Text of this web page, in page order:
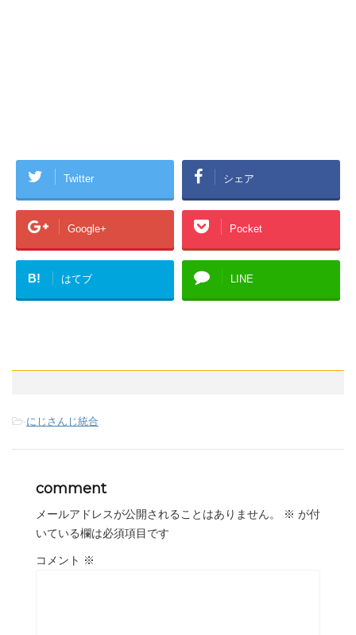
Twitter シェア
Google+ Pocket
B! はてブ LINE
-にじさんじ統合
comment
メールアドレスが公開されることはありません。 ※ が付
いている欄は必須項目です
コメント ※